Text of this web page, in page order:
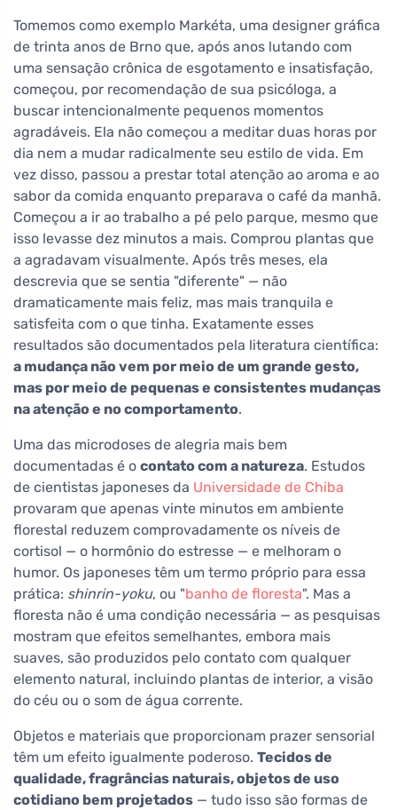
Tomemos como exemplo Markéta, uma designer gráfica
de trinta anos de Brno que, após anos lutando com
uma sensação crônica de esgotamento e insatisfação,
começou, por recomendação de sua psicóloga, a
buscar intencionalmente pequenos momentos
agradáveis. Ela não começou a meditar duas horas por
dia nem a mudar radicalmente seu estilo de vida. Em
vez disso, passou a prestar total atenção ao aroma e ao
sabor da comida enquanto preparava o café da manhã.
Começou a ir ao trabalho a pé pelo parque, mesmo que
isso levasse dez minutos a mais. Comprou plantas que
a agradavam visualmente. Após três meses, ela
descrevia que se sentia "diferente" — não
dramaticamente mais feliz, mas mais tranquila e
satisfeita com o que tinha. Exatamente esses
resultados são documentados pela literatura científica:
a mudança não vem por meio de um grande gesto,
mas por meio de pequenas e consistentes mudanças
na atenção e no comportamento.
Uma das microdoses de alegria mais bem
documentadas é o contato com a natureza. Estudos
de cientistas japoneses da Universidade de Chiba
provaram que apenas vinte minutos em ambiente
florestal reduzem comprovadamente os níveis de
cortisol — o hormônio do estresse — e melhoram o
humor. Os japoneses têm um termo próprio para essa
prática: shinrin-yoku, ou "banho de floresta". Mas a
floresta não é uma condição necessária — as pesquisas
mostram que efeitos semelhantes, embora mais
suaves, são produzidos pelo contato com qualquer
elemento natural, incluindo plantas de interior, a visão
do céu ou o som de água corrente.
Objetos e materiais que proporcionam prazer sensorial
têm um efeito igualmente poderoso. Tecidos de
qualidade, fragrâncias naturais, objetos de uso
cotidiano bem projetados — tudo isso são formas de